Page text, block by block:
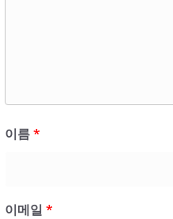
이름*
이메일 *